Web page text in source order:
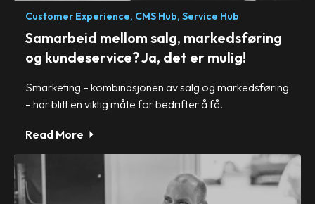
Customer Experience, CMS Hub, Service Hub
Samarbeid mellom salg, markedsføring
og kundeservice? Ja, det er mulig!
Smarketing – kombinasjonen av salg og markedsføring
– har blitt en viktig måte for bedrifter å få.
Read More